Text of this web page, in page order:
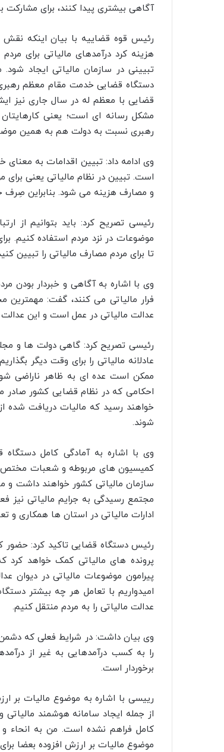
آگاهی بیشتری پیدا کنند، برای مشارکت
رئیس قوه قضاییه با بیان اینکه
هزینه کرد درآمدهای مالیاتی برای
تبیینی در سازمان مالیاتی ایجاد
دستگاه قضایی خدمت مقام معظم رهبری
قضایی با معظم له در سال جاری نیز
مشکل رسانه ای است؛ یعنی
رهبری نسبت به دولت هم به همین
وی ادامه داد: تبیین اقدامات به
است. تبیین در نظام مالیاتی یعنی
و مصارف هزینه می شود. بنابراین صِرف
رئیسی تصریح کرد: باید بتوانیم از
موضوعات در نزد مردم استفاده کنیم.
تا برای مردم مصارف مالیاتی را تبیین
وی با اشاره به آگاهی و خبردار بودن
فرار مالیاتی می کنند، گفت: مهمترین
عدالت مالیاتی در عمل است و این
رئیسی تصریح کرد: گاهی دولت ها و
عادلانه مالیاتی را برای وقت دیگر
ممکن است عده ای به ظاهر ناراضی
احکامی که در نظام قضایی کشور صادر
خواهند رسید که مالیات دریافت شده
شوند.
وی با اشاره به آمادگی کامل
کمیسیون های مربوطه و شعبات مختص
سازمان مالیاتی کشور خواهند داشت و
مجتمع رسیدگی به جرایم مالیاتی
ادارات مالیاتی در استان ها همکاری و
رئیس دستگاه قضایی تاکید کرد: حضور
پرونده های مالیاتی کمک خواهد کرد
پیرامون موضوعات مالیاتی در
امیدواریم با تعامل هر چه بیشتر
عدالت مالیاتی را به مردم منتقل کنیم.
وی بیان داشت: در شرایط فعلی که دشمن
را به کسب درآمدهایی به غیر از
برخوردار است.
رییسی با اشاره به موضوع مالیات بر
از جمله ایجاد سامانه هوشمند
کامل فراهم نشده است. من به انحاء
موضوع مالیات بر ارزش افزوده بعضا